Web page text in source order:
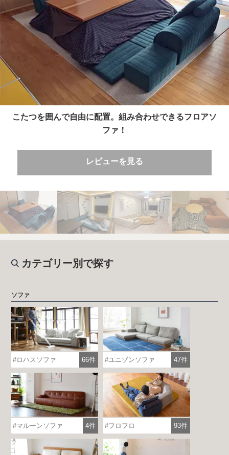
こたつを囲んで自由に配置。組み合わせできるフロアソ
ファ！
レビューを見る
カテゴリー別で探す
ソファ
ロハスソファ 66件 ユニゾンソファ 47件
マルーンソファ 4件 フロフロ 93件